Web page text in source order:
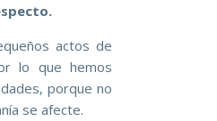
actos de
lo que hemos
porque no
se afecte.